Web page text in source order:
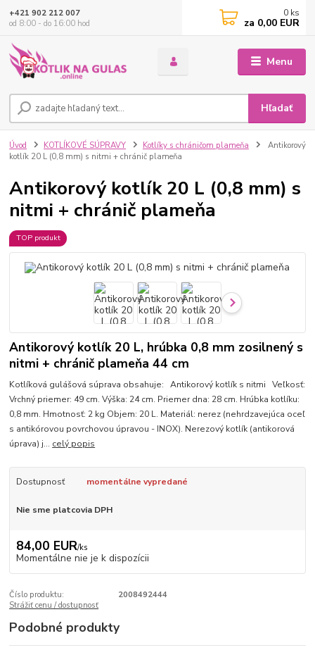
Menu
Hľadať
+421 902 212 007
od 8:00 - do 16:00 hod
0 ks
za 0,00 EUR
Úvod KOTLÍKOVÉ SÚPRAVY Kotlíky s chráničom plameňa
Antikorový
kotlík 20 L (0,8 mm) s nitmi + chránič plameňa
Antikorový kotlík 20 L (0,8 mm) s
nitmi + chránič plameňa
TOP produkt
Antikorový kotlík 20 L, hrúbka 0,8 mm zosilnený s
nitmi + chránič plameňa 44 cm
Kotlíková gulášová súprava obsahuje: Antikorový kotlík s nitmi Veľkosť:
Vrchný priemer: 49 cm. Výška: 24 cm. Priemer dna: 28 cm. Hrúbka kotlíku:
0,8 mm. Hmotnosť: 2 kg Objem: 20 L. Materiál: nerez (nehrdzavejúca oceľ
s antikórovou povrchovou úpravou - INOX). Nerezový kotlík (antikorová
úprava) j... celý popis
Dostupnosť momentálne vypredané
Nie sme platcovia DPH
84,00 EUR/ks
Momentálne nie je k dispozícii
Číslo produktu:
2008492444
Strážiť cenu / dostupnosť
Podobné produkty